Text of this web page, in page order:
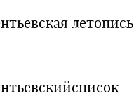
летопись